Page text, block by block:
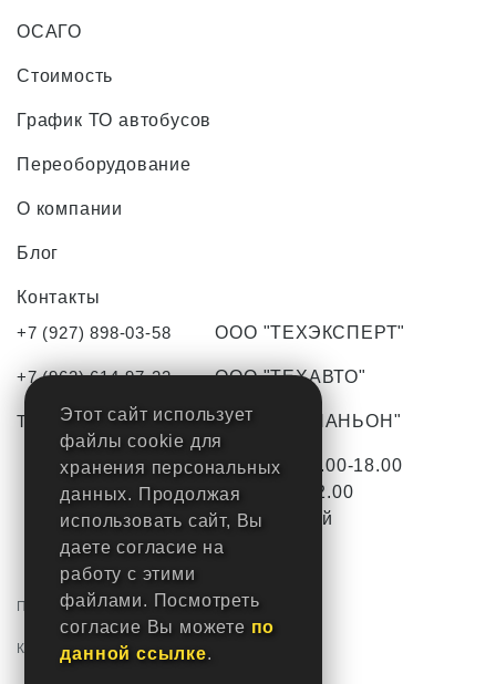
ОСАГО
Стоимость
График ТО автобусов
Переоборудование
О компании
Блог
Контакты
+7 (927) 898-03-58
+7 (962) 614-97-22
TO-tlt63@yandex.ru
ООО "ТЕХЭКСПЕРТ"
ООО "ТЕХАВТО"
ООО "КОМПАНЬОН"
С Пн-Пт с 9.00-18.00
Сб с 9.00-12.00
Вс-выходной
Политика конфиденциальности
Карта сайта
Этот сайт использует
файлы cookie для
хранения персональных
данных. Продолжая
использовать сайт, Вы
даете согласие на
работу с этими
файлами. Посмотреть
согласие Вы можете по
данной ссылке.